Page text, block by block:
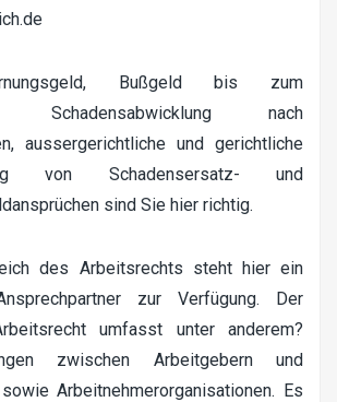
Bußgeld bis zum
Schadensabwicklung nach
aussergerichtliche und gerichtliche
von Schadensersatz- und
sind Sie hier richtig.
des Arbeitsrechts steht hier ein
zur Verfügung. Der
umfasst unter anderem?
zwischen Arbeitgebern und
Arbeitnehmerorganisationen. Es